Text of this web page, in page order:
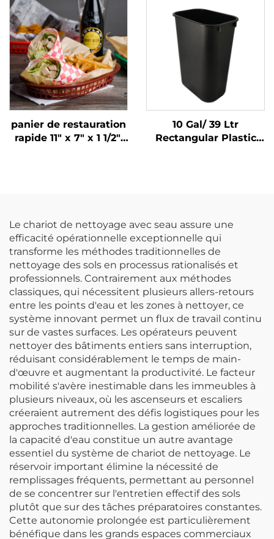
panier de restauration
rapide 11" x 7" x 1 1/2",
10 Gal/ 39 Ltr
Rectangular Plastic
Le chariot de nettoyage avec seau assure une
efficacité opérationnelle exceptionnelle qui
transforme les méthodes traditionnelles de
nettoyage des sols en processus rationalisés et
professionnels. Contrairement aux méthodes
classiques, qui nécessitent plusieurs allers-retours
entre les points d'eau et les zones à nettoyer, ce
système innovant permet un flux de travail continu
sur de vastes surfaces. Les opérateurs peuvent
nettoyer des bâtiments entiers sans interruption,
réduisant considérablement le temps de main-
d'œuvre et augmentant la productivité. Le facteur
mobilité s'avère inestimable dans les immeubles à
plusieurs niveaux, où les ascenseurs et escaliers
créeraient autrement des défis logistiques pour les
approches traditionnelles. La gestion améliorée de
la capacité d'eau constitue un autre avantage
essentiel du système de chariot de nettoyage. Le
réservoir important élimine la nécessité de
remplissages fréquents, permettant au personnel
de se concentrer sur l'entretien effectif des sols
plutôt que sur des tâches préparatoires constantes.
Cette autonomie prolongée est particulièrement
bénéfique dans les grands espaces commerciaux